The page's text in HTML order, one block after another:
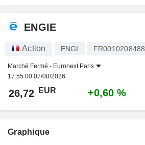
ENGIE
Action ENGI FR0010208488
Marché Fermé - Euronext Paris
17:55:00 07/08/2026
26,72 EUR +0,60 %
Graphique